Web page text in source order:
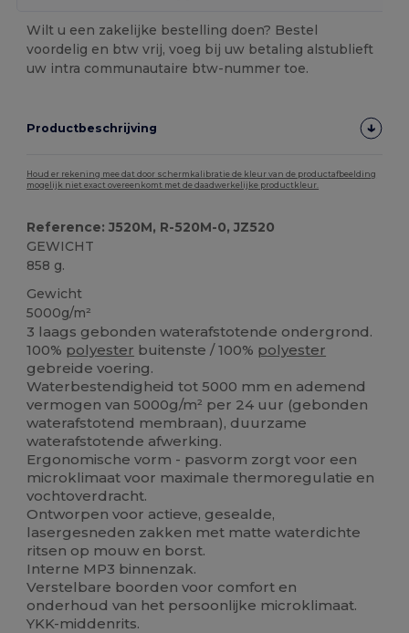
Wilt u een zakelijke bestelling doen? Bestel
voordelig en btw vrij, voeg bij uw betaling alstublieft
uw intra communautaire btw-nummer toe.
Productbeschrijving
Houd er rekening mee dat door schermkalibratie de kleur van de productafbeelding
mogelijk niet exact overeenkomt met de daadwerkelijke productkleur.
Reference: J520M, R-520M-0, JZ520
GEWICHT
858 g.
Gewicht
5000g/m²
3 laags gebonden waterafstotende ondergrond.
100% polyester buitenste / 100% polyester
gebreide voering.
Waterbestendigheid tot 5000 mm en ademend
vermogen van 5000g/m² per 24 uur (gebonden
waterafstotend membraan), duurzame
waterafstotende afwerking.
Ergonomische vorm - pasvorm zorgt voor een
microklimaat voor maximale thermoregulatie en
vochtoverdracht.
Ontworpen voor actieve, gesealde,
lasergesneden zakken met matte waterdichte
ritsen op mouw en borst.
Interne MP3 binnenzak.
Verstelbare boorden voor comfort en
onderhoud van het persoonlijke microklimaat.
YKK-middenrits.